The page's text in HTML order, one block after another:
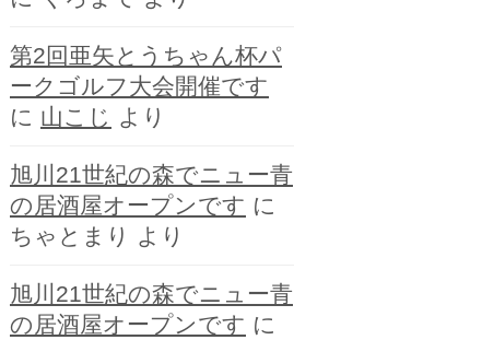
第2回亜矢とうちゃん杯パ
ークゴルフ大会開催です
に 山こじ より
旭川21世紀の森でニュー青
の居酒屋オープンです に
ちゃとまり
より
旭川21世紀の森でニュー青
の居酒屋オープンです に